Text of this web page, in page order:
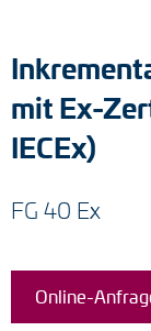
Kupplungen
Adapterwellen
DC Motoren
AC
mit Ex-
IECEx)
FG 40 Ex
Online-